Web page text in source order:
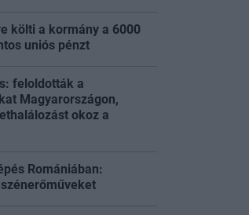
költi a kormány a 6000
uniós pénzt
feloldották a
Magyarországon,
okoz a
Romániában: